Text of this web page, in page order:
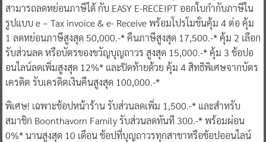
สามารถลดหย่อนภาษีได้ กับ EASY E-RECEIPT ออกใบกำกับภาษีใน
รูปแบบ e – Tax invoice & e- Receive พร้อมโปรโมชั่นคุ้ม 4 ต่อ คุ้ม
1 ลดหย่อนภาษีสูงสุด 50,000.-* คืนภาษีสูงสุด 17,500.-* คุ้ม 2 เลือก
รับส่วนลด หรือบัตรของขวัญบุญถาวร สูงสุด 15,000.-* คุ้ม 3 ช้อปอ
อนไลน์ลดเพิ่มสูงสุด 12%* และปิดท้ายด้วย คุ้ม 4 สิทธิพิเศษจากบัตร
เครดิต รับเครดิตเงินคืนสูงสุด 100,000.-*
พิเศษ! เฉพาะช้อปหน้าร้าน รับส่วนลดเพิ่ม 1,500.-* และสำหรับ
สมาชิก Boonthavorn Family รับส่วนลดทันที 300.-* พร้อมผ่อน
0%* นานสูงสุด 10 เดือน ช้อปที่บุญถาวรทุกสาขาหรือช้อปออนไลน์